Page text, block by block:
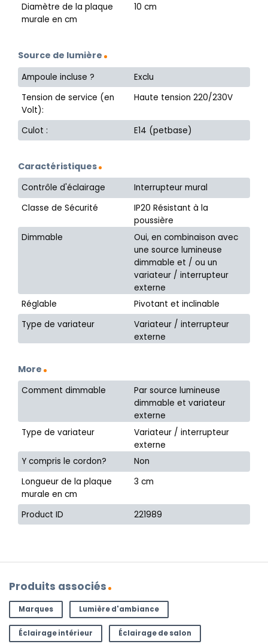
Diamètre de la plaque
murale en cm
10 cm
Source de lumière
Ampoule incluse ?
Exclu
Tension de service (en
Volt):
Haute tension 220/230V
Culot : E14 (petbase)
Caractéristiques
Contrôle d'éclairage
Interrupteur mural
Classe de Sécurité
IP20 Résistant à la
poussière
Dimmable
Oui, en combinaison avec
une source lumineuse
dimmable et / ou un
variateur / interrupteur
externe
Réglable
Pivotant et inclinable
Type de variateur
Variateur / interrupteur
externe
More
Comment dimmable
Par source lumineuse
dimmable et variateur
externe
Type de variateur
Variateur / interrupteur
externe
Y compris le cordon?
Non
Longueur de la plaque
murale en cm
3 cm
Product ID 221989
Produits associés
Marques Lumière d'ambiance
Éclairage intérieur Éclairage de salon